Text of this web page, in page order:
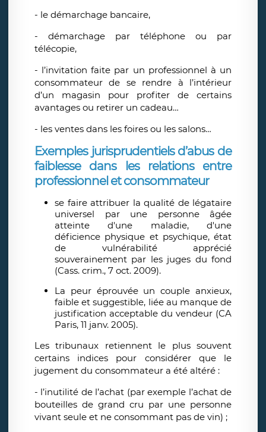
- le démarchage bancaire,
- démarchage par téléphone ou par
télécopie,
- l’invitation faite par un professionnel à un
consommateur de se rendre à l’intérieur
d’un magasin pour profiter de certains
avantages ou retirer un cadeau…
- les ventes dans les foires ou les salons…
Exemples jurisprudentiels d’abus de
faiblesse dans les relations entre
professionnel et consommateur
se faire attribuer la qualité de légataire
universel par une personne âgée
atteinte d'une maladie, d'une
déficience physique et psychique, état
de vulnérabilité apprécié
souverainement par les juges du fond
(Cass. crim., 7 oct. 2009).
La peur éprouvée un couple anxieux,
faible et suggestible, liée au manque de
justification acceptable du vendeur (CA
Paris, 11 janv. 2005).
Les tribunaux retiennent le plus souvent
certains indices pour considérer que le
jugement du consommateur a été altéré :
- l’inutilité de l’achat (par exemple l’achat de
bouteilles de grand cru par une personne
vivant seule et ne consommant pas de vin) ;